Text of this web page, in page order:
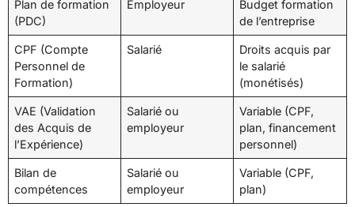
Plan de formation
(PDC)
Employeur
Budget formation
de l’entreprise
CPF (Compte
Personnel de
Formation)
Salarié
Droits acquis par
le salarié
(monétisés)
VAE (Validation
des Acquis de
l’Expérience)
Salarié ou
employeur
Variable (CPF,
plan, financement
personnel)
Bilan de
compétences
Salarié ou
employeur
Variable (CPF,
plan)